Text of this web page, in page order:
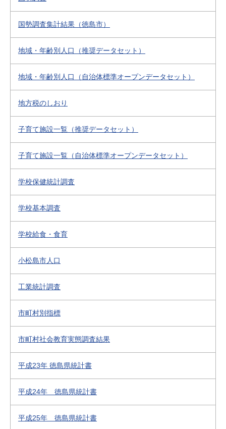
国勢調査集計結果（徳島市）
地域・年齢別人口（推奨データセット）
地域・年齢別人口（自治体標準オープンデータセット）
地方税のしおり
子育て施設一覧（推奨データセット）
子育て施設一覧（自治体標準オープンデータセット）
学校保健統計調査
学校基本調査
学校給食・食育
小松島市人口
工業統計調査
市町村別指標
市町村社会教育実態調査結果
平成23年 徳島県統計書
平成24年 徳島県統計書
平成25年 徳島県統計書